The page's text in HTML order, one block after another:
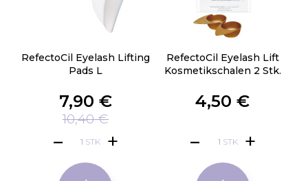
RefectoCil Eyelash Lifting
Pads L
7,90 €
10,40 €
STK
RefectoCil Eyelash Lift
Kosmetikschalen 2 Stk.
4,50 €
STK